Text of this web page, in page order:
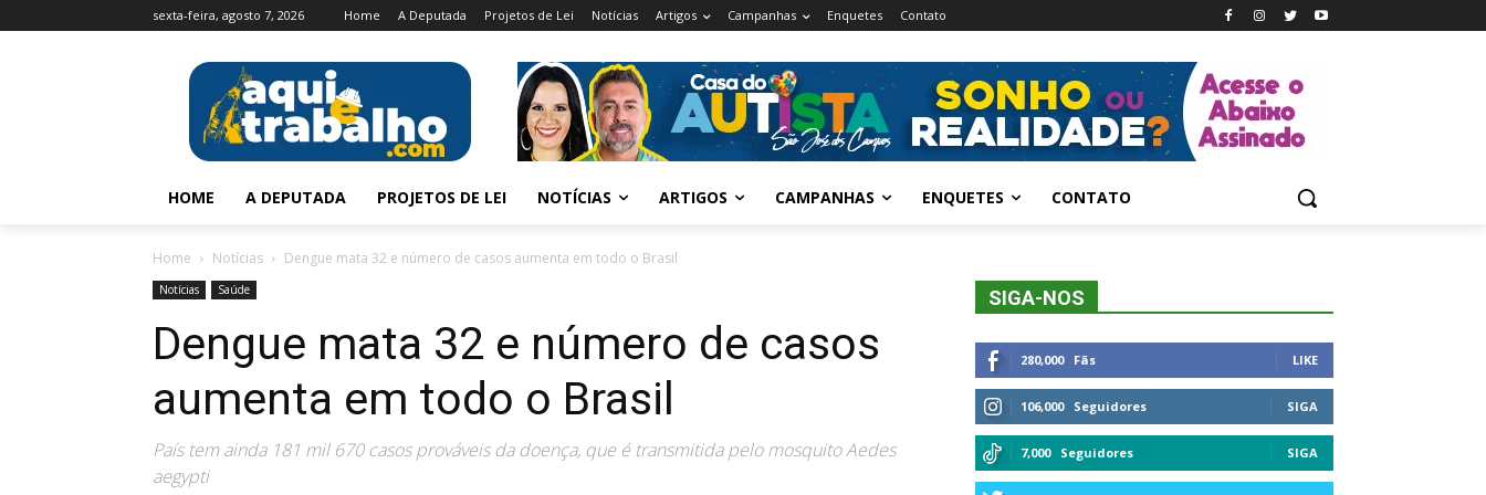
sexta-feira, agosto 7, 2026 Home A Deputada Projetos de Lei Notícias Artigos Campanhas Enquetes Contato
HOME A DEPUTADA PROJETOS DE LEI NOTÍCIAS ARTIGOS CAMPANHAS ENQUETES CONTATO
Home Notícias Dengue mata 32 e número de casos aumenta em todo o Brasil
Notícias Saúde
Dengue mata 32 e número de casos
aumenta em todo o Brasil
País tem ainda 181 mil 670 casos prováveis da doença, que é transmitida pelo mosquito Aedes
aegypti
SIGA-NOS
280,000 Fãs LIKE
106,000 Seguidores SIGA
7,000 Seguidores SIGA